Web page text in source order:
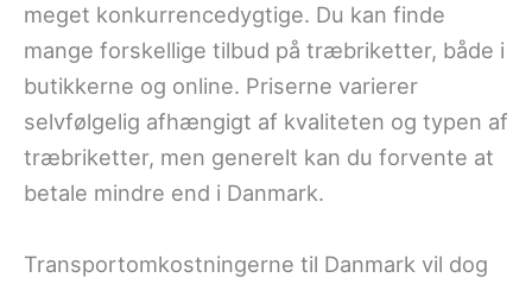
meget konkurrencedygtige. Du kan finde
mange forskellige tilbud på træbriketter, både i
butikkerne og online. Priserne varierer
selvfølgelig afhængigt af kvaliteten og typen af
træbriketter, men generelt kan du forvente at
betale mindre end i Danmark.
Transportomkostningerne til Danmark vil dog